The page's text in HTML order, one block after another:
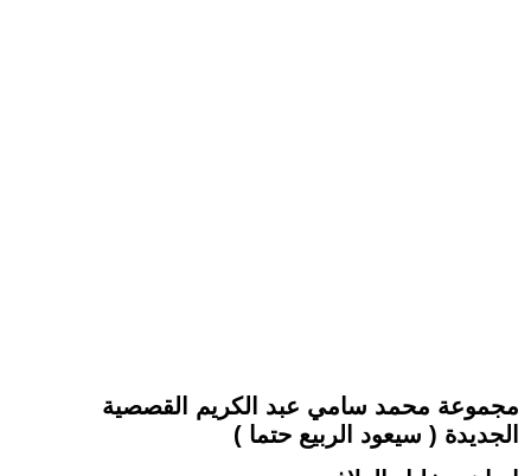
مجموعة محمد سامي عبد الكريم القصصية
الجديدة ( سيعود الربيع حتما )